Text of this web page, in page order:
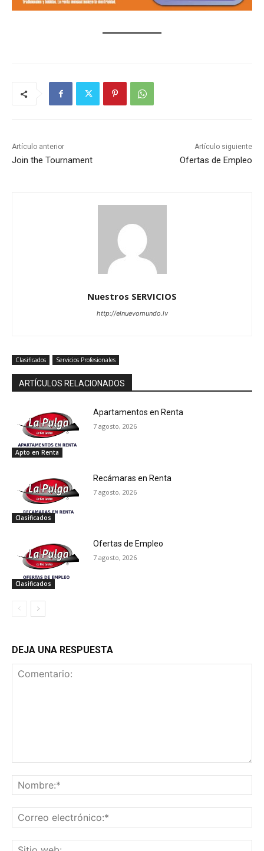
Artículo anterior
Join the Tournament
Artículo siguiente
Ofertas de Empleo
Nuestros SERVICIOS
http://elnuevomundo.lv
Clasificados Servicios Profesionales
ARTÍCULOS RELACIONADOS
Apto en Renta
Apartamentos en Renta
7 agosto, 2026
Clasificados
Recámaras en Renta
7 agosto, 2026
Clasificados
Ofertas de Empleo
7 agosto, 2026
DEJA UNA RESPUESTA